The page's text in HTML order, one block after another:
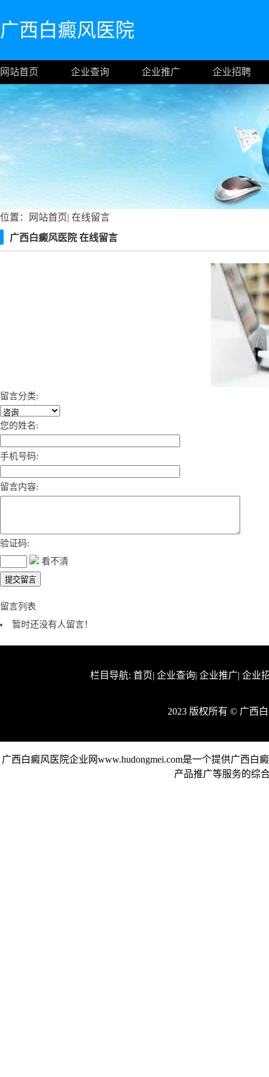
广西白癜风医院
网站首页 企业查询 企业推广 企业招聘
位置： 网站首页| 在线留言
广西白癜风医院 在线留言
留言分类:
您的姓名:
手机号码:
留言内容:
验证码:
看不清
留言列表
暂时还没有人留言！
栏目导航: 首页| 企业查询| 企业推广| 企业
2023 版权所有 © 广西
广西白癜风医院企业网www.hudongmei.com是一个提供广西
产品推广等服务的综